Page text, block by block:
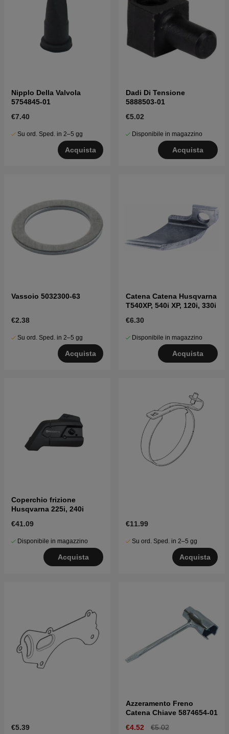
Nipplo Della Valvola
5754845-01
€7.40
Su ord. Sped. in 2–5 gg
Acquista
Dadi Di Tensione
5888503-01
€5.02
Disponibile in magazzino
Acquista
Vassoio 5032300-63
€2.38
Su ord. Sped. in 2–5 gg
Acquista
Catena Catena Husqvarna
T540XP, 540i XP, 120i, 330i
€6.30
Disponibile in magazzino
Acquista
Coperchio frizione
Husqvarna 225i, 240i
€41.09
Disponibile in magazzino
Acquista
€11.99
Su ord. Sped. in 2–5 gg
Acquista
€5.39
Azzeramento Freno
Catena Chiave 5874654-01
€4.52
€5.02